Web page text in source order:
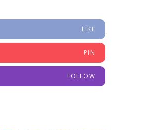
LIKE
PIN
FOLLOW